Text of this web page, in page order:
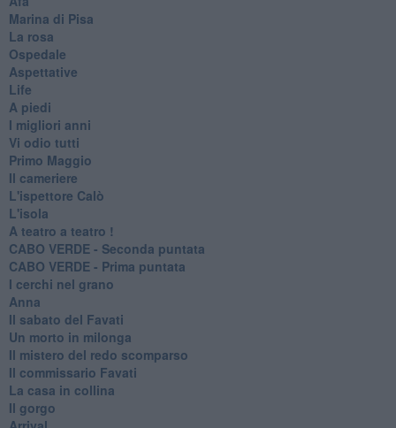
Marina di Pisa
La rosa
Ospedale
Aspettative
Life
A piedi
I migliori anni
Vi odio tutti
Primo Maggio
Il cameriere
L'ispettore Calò
L'isola
A teatro a teatro !
CABO VERDE - Seconda puntata
CABO VERDE - Prima puntata
I cerchi nel grano
Anna
Il sabato del Favati
Un morto in milonga
Il mistero del redo scomparso
Il commissario Favati
La casa in collina
Il gorgo